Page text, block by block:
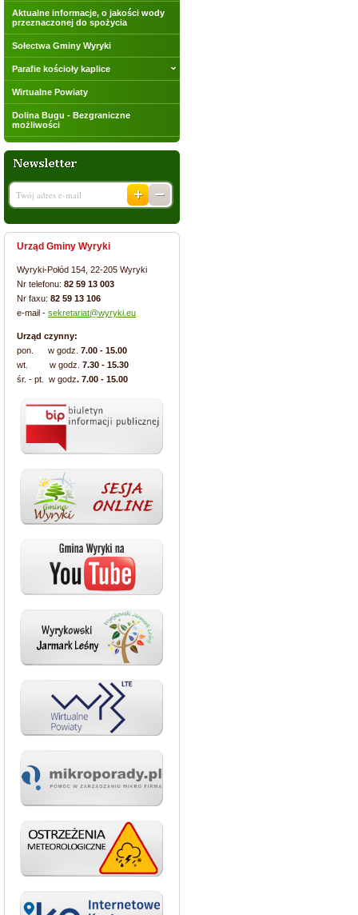
Aktualne informacje, o jakości wody
przeznaczonej do spożycia
Sołectwa Gminy Wyryki
Parafie kościoły kaplice
Wirtualne Powiaty
Dolina Bugu - Bezgraniczne
możliwości
Urząd Gminy Wyryki
Wyryki-Połód 154, 22-205 Wyryki
Nr telefonu: 82 59 13 003
Nr faxu: 82 59 13 106
e-mail - sekretariat@wyryki.eu
Urząd czynny:
pon. w godz. 7.00 - 15.00
wt. w godz. 7.30 - 15.30
śr. - pt. w godz. 7.00 - 15.00